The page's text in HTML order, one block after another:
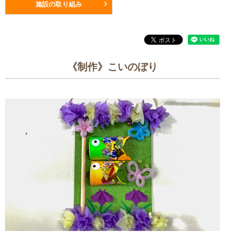
施設の取り組み
《制作》こいのぼり